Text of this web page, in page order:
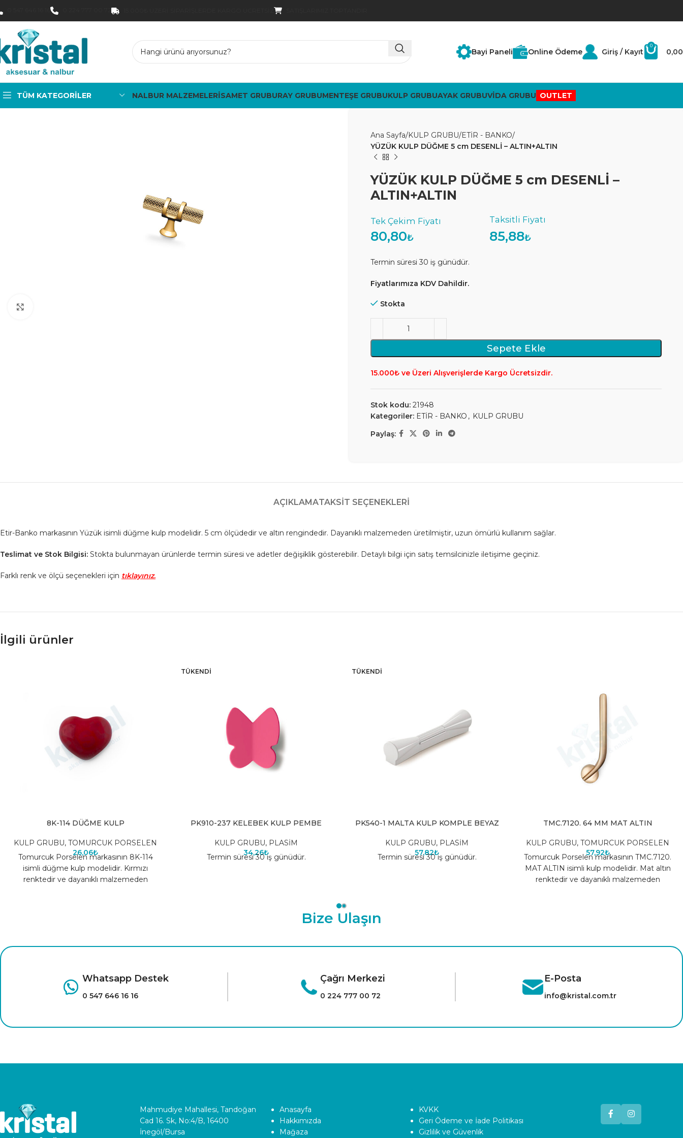
Bayi Paneli Online Ödeme Giriş / Kayıt
0
0,00
TÜM KATEGORILER NALBUR MALZEMELERİSAMET GRUBURAY GRUBUMENTEŞE GRUBUKULP GRUBUAYAK GRUBUVİDA GRUBU OUTLET
Ana Sayfa KULP GRUBU ETİR - BANKO
YÜZÜK KULP DÜĞME 5 cm DESENLİ – ALTIN+ALTIN
YÜZÜK KULP DÜĞME 5 cm DESENLİ –
ALTIN+ALTIN
80,80₺ 85,88₺
Termin süresi 30 iş günüdür.
Fiyatlarımıza KDV Dahildir.
Stokta
Sepete Ekle
15.000₺ ve Üzeri Alışverişlerde Kargo Ücretsizdir.
Stok kodu: 21948
Kategoriler: ETİR - BANKO , KULP GRUBU
Paylaş:
AÇIKLAMATAKSIT SEÇENEKLERI
Etir-Banko markasının Yüzük isimli düğme kulp modelidir. 5 cm ölçüdedir ve altın rengindedir. Dayanıklı malzemeden üretilmiştir, uzun ömürlü kullanım sağlar.
Teslimat ve Stok Bilgisi: Stokta bulunmayan ürünlerde termin süresi ve adetler değişiklik gösterebilir. Detaylı bilgi için satış temsilcinizle iletişime geçiniz.
Farklı renk ve ölçü seçenekleri için tıklayınız.
İlgili ürünler
8K-114 DÜĞME KULP
KULP GRUBU, TOMURCUK PORSELEN
26,06₺
Tomurcuk Porselen markasının 8K-114
isimli düğme kulp modelidir. Kırmızı
renktedir ve dayanıklı malzemeden
TÜKENDI
PK910-237 KELEBEK KULP PEMBE
KULP GRUBU, PLASİM
34,26₺
Termin süresi 30 iş günüdür.
TÜKENDI
PK540-1 MALTA KULP KOMPLE BEYAZ
KULP GRUBU, PLASİM
57,82₺
Termin süresi 30 iş günüdür.
TMC.7120. 64 MM MAT ALTIN
KULP GRUBU, TOMURCUK PORSELEN
57,92₺
Tomurcuk Porselen markasının TMC.7120.
MAT ALTIN isimli kulp modelidir. Mat altın
renktedir ve dayanıklı malzemeden
Bize Ulaşın
Whatsapp Destek
0 547 646 16 16
Çağrı Merkezi
0 224 777 00 72
E-Posta
info@kristal.com.tr
Mahmudiye Mahallesi, Tandoğan
Cad 16. Sk, No:4/B, 16400
İnegöl/Bursa
Anasayfa
Hakkımızda
Mağaza
KVKK
Geri Ödeme ve İade Politikası
Gizlilik ve Güvenlik